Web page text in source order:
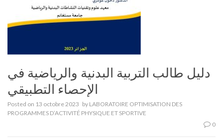
دليل طالب التربية البدنية والرياضية في
الإحصاء التطبيقي
Posted on 13 octobre 2023 by LABORATOIRE OPTIMISATION DES
PROGRAMMES D’ACTIVITÉ PHYSIQUE ET SPORTIVE
0